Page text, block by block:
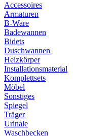
Accessoires
Armaturen
B-Ware
Badewannen
Bidets
Duschwannen
Heizkörper
Installationsmaterial
Komplettsets
Möbel
Sonstiges
Spiegel
Träger
Urinale
Waschbecken